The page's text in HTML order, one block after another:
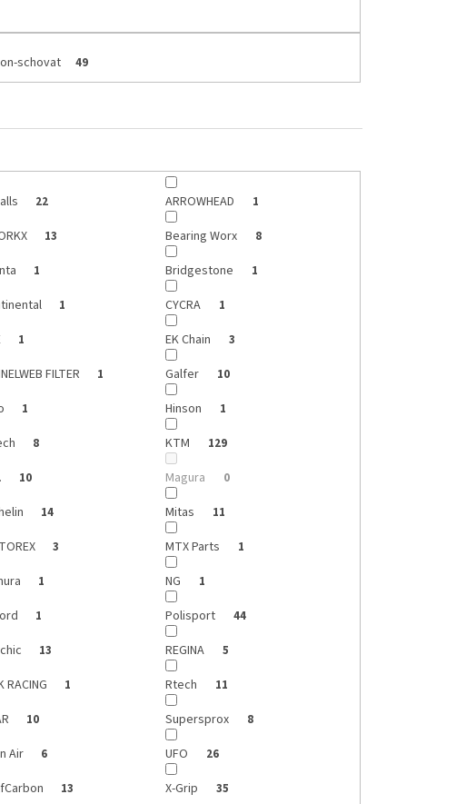
schovat 49
22 ARROWHEAD 1
13 Bearing Worx 8
1 Bridgestone 1
1 CYCRA 1
1 EK Chain 3
FILTER 1 Galfer 10
1 Hinson 1
8 KTM 129
10 Magura 0
14 Mitas 11
3 MTX Parts 1
1 NG 1
1 Polisport 44
13 REGINA 5
RACING 1 Rtech 11
10 Supersprox 8
Air 6 UFO 26
13 X-Grip 35